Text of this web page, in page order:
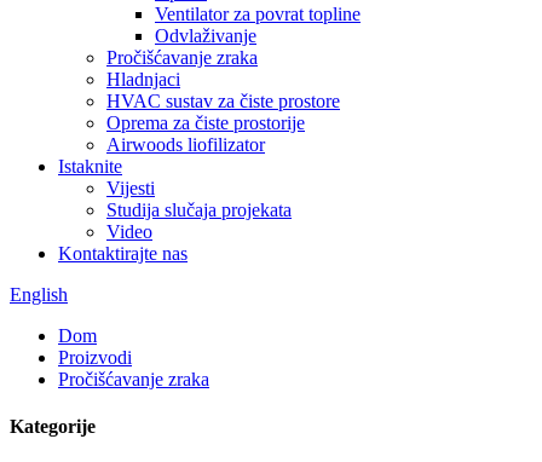
Ventilator za povrat topline
Odvlaživanje
Pročišćavanje zraka
Hladnjaci
HVAC sustav za čiste prostore
Oprema za čiste prostorije
Airwoods liofilizator
Istaknite
Vijesti
Studija slučaja projekata
Video
Kontaktirajte nas
English
Dom
Proizvodi
Pročišćavanje zraka
Kategorije